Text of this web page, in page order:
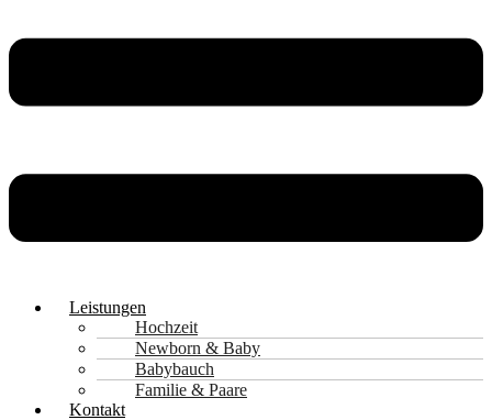
Leistungen
Hochzeit
Newborn & Baby
Babybauch
Familie & Paare
Kontakt